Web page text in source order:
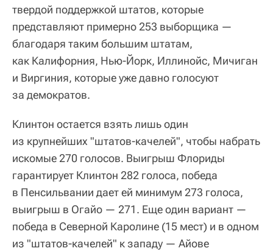
твердой поддержкой штатов, которые
представляют примерно 253 выборщика —
благодаря таким большим штатам,
как Калифорния, Нью-Йорк, Иллинойс, Мичиган
и Виргиния, которые уже давно голосуют
за демократов.
Клинтон остается взять лишь один
из крупнейших "штатов-качелей", чтобы набрать
искомые 270 голосов. Выигрыш Флориды
гарантирует Клинтон 282 голоса, победа
в Пенсильвании дает ей минимум 273 голоса,
выигрыш в Огайо — 271. Еще один вариант —
победа в Северной Каролине (15 мест) и в одном
из "штатов-качелей" к западу — Айове